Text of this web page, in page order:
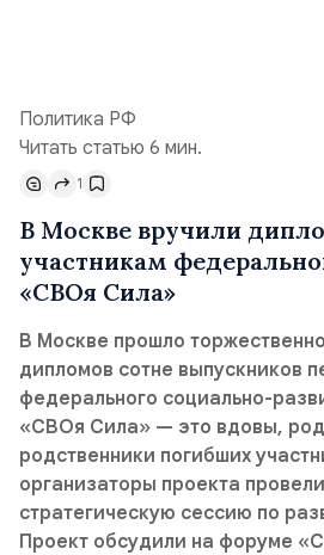
Политика РФ
Читать статью 6 мин.
1
В Москве вручили
участникам
«СВОя Сила»
В Москве прошло
дипломов сотне выпускников
федерального социально-
«СВОя Сила» — это вдовы,
родственники погибших
организаторы проекта
стратегическую сессию по
Проект обсудили на форуме